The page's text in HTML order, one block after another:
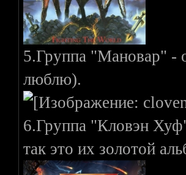
5.Группа "Мановар" -
люблю).
6.Группа "Кловэн
так это их золотой